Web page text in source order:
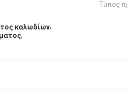
Τύπος
καλωδίων,
,